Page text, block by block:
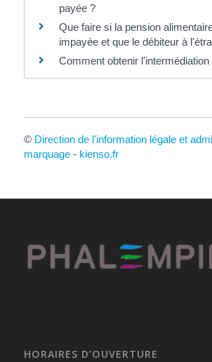
payée ?
Que faire si la pension
impayée et que le débiteur à
Comment obtenir l'intermédiation
© Direction de l'information légale et
marquage- kienso.fr
HORAIRES D’OUVERTURE